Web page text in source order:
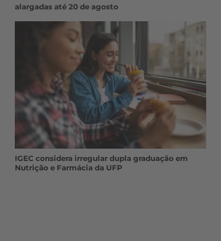
alargadas até 20 de agosto
IGEC considera irregular dupla graduação em
Nutrição e Farmácia da UFP